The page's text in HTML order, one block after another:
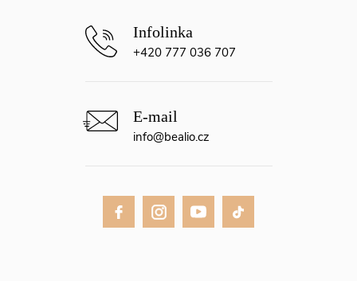
info@bealio.cz
+420 777 036 707